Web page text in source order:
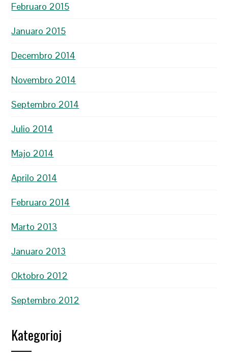
Februaro 2015
Januaro 2015
Decembro 2014
Novembro 2014
Septembro 2014
Julio 2014
Majo 2014
Aprilo 2014
Februaro 2014
Marto 2013
Januaro 2013
Oktobro 2012
Septembro 2012
Kategorioj